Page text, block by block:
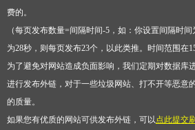
费的。
（每页发布数量=间隔时间-5，如：你设置间隔时
为28秒，则每页发布23个，以此类推。时间范围在
为了避免对网站造成负面影响，我们定期对数据库
进行发布外链，对于一些垃圾网站、打不开等恶意
的质量。
如果您有优质的网站可供发布外链，可以点此提交